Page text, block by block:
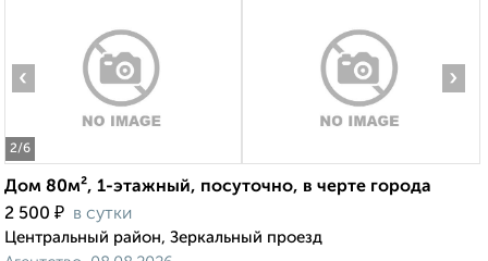
2/6
‹ ›
Дом 80м², 1-этажный, посуточно, в черте города
2 500 ₽ в сутки
Центральный район, Зеркальный проезд